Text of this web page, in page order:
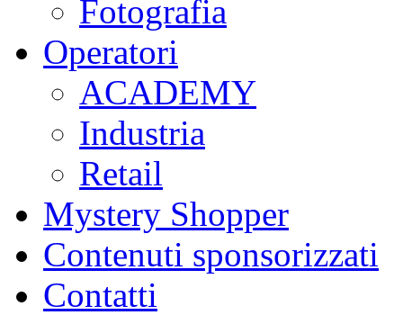
Fotografia
Operatori
ACADEMY
Industria
Retail
Mystery Shopper
Contenuti sponsorizzati
Contatti